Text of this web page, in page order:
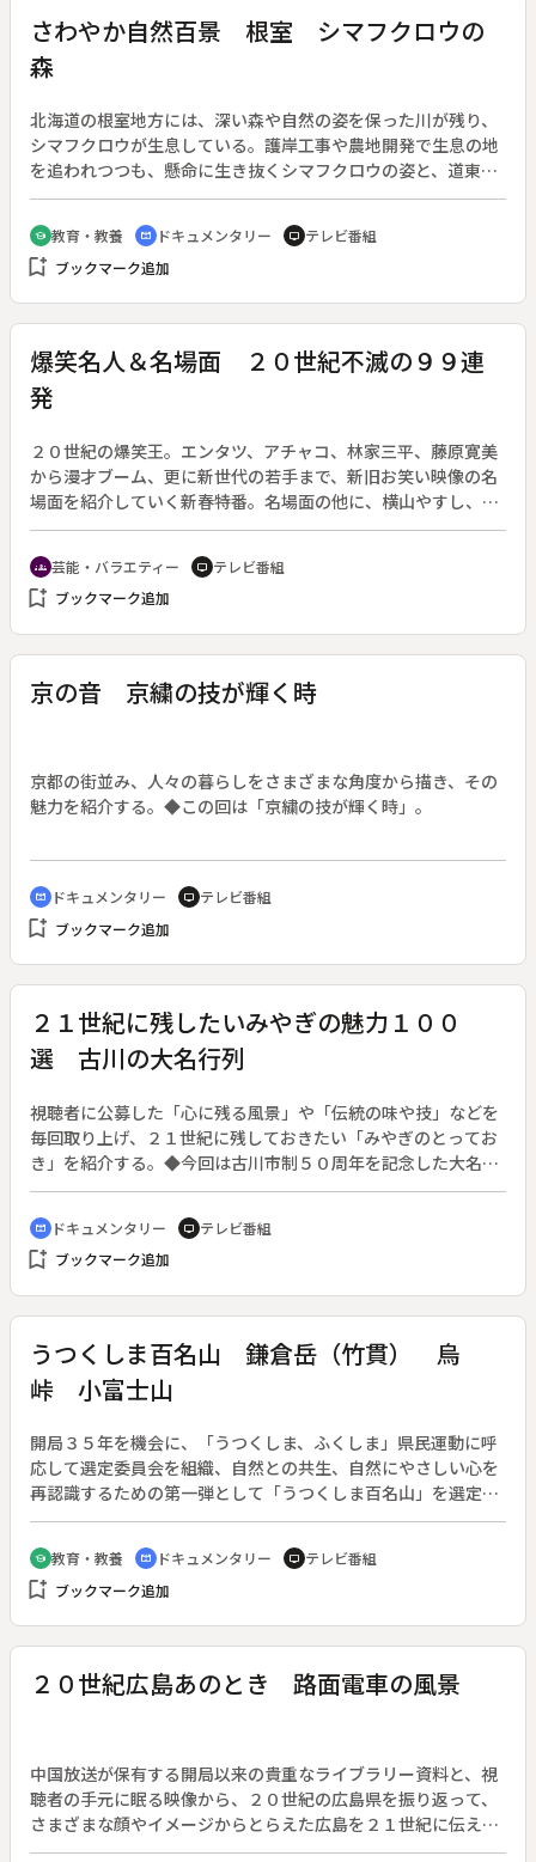
し、西暦２０００年に時間移動をしようとしているとの一報が
入る。入隊式を終えたばかりの新人レンジャー隊員のアヤセ
（城戸裕次）、ユウリ（勝村美香）、シオン（倉貫匡弘）、ド
ようとするが、それはドルネオの罠だった。ドルネオたちの時
間移動に利用された４人は時間移動先に偶然居合わせた浅見竜
也（永井大）とともにドルネオたちを捕まえるため、未来戦隊
さわやか自然百景 根室 シマフクロウの
森
北海道の根室地方には、深い森や自然の姿を保った川が残り、
シマフクロウが生息している。護岸工事や農地開発で生息の地
を追われつつも、懸命に生き抜くシマフクロウの姿と、道東に
のこされた豊かな自然を描く。
school 教育・教養 cinematic_blur ドキュメンタリー tv テレビ番組
bookmark_add ブックマーク追加
爆笑名人＆名場面 ２０世紀不滅の９９連
発
２０世紀の爆笑王。エンタツ、アチャコ、林家三平、藤原寛美
から漫才ブーム、更に新世代の若手まで、新旧お笑い映像の名
場面を紹介していく新春特番。名場面の他に、横山やすし、西
川きよしコンビの新作漫才をＣＧ技術を駆使して作成、またＢ
＆Ｂ、紳助竜介、ザ・ぼんちといったＭＡＮＺＡＩブームの主
役達による回願トークなどで構成する。司会は島田紳助と笛吹
雅子。
groups 芸能・バラエティー tv テレビ番組
bookmark_add ブックマーク追加
京の音 京繍の技が輝く時
京都の街並み、人々の暮らしをさまざまな角度から描き、その
魅力を紹介する。◆この回は「京繍の技が輝く時」。
cinematic_blur ドキュメンタリー tv テレビ番組
bookmark_add ブックマーク追加
２１世紀に残したいみやぎの魅力１００
選 古川の大名行列
視聴者に公募した「心に残る風景」や「伝統の味や技」などを
毎回取り上げ、２１世紀に残しておきたい「みやぎのとってお
き」を紹介する。◆今回は古川市制５０周年を記念した大名行
列の模様を紹介する。
cinematic_blur ドキュメンタリー tv テレビ番組
bookmark_add ブックマーク追加
うつくしま百名山 鎌倉岳（竹貫） 烏
峠 小富士山
開局３５年を機会に、「うつくしま、ふくしま」県民運動に呼
応して選定委員会を組織、自然との共生、自然にやさしい心を
再認識するための第一弾として「うつくしま百名山」を選定し
た。（１９９９年５月１０日～２０００年７月２４日）◆この
鎌倉岳は、常葉の鎌倉岳と区別して、竹貫の鎌倉岳と呼んでい
る。この竹貫の鎌倉岳にも鎌倉伝説が伝わり、岩場に囲まれる
など共通点が多い。
school 教育・教養 cinematic_blur ドキュメンタリー tv テレビ番組
bookmark_add ブックマーク追加
２０世紀広島あのとき 路面電車の風景
中国放送が保有する開局以来の貴重なライブラリー資料と、視
聴者の手元に眠る映像から、２０世紀の広島県を振り返って、
さまざまな顔やイメージからとらえた広島を２１世紀に伝え
る。◆この回は「路面電車の風景」。